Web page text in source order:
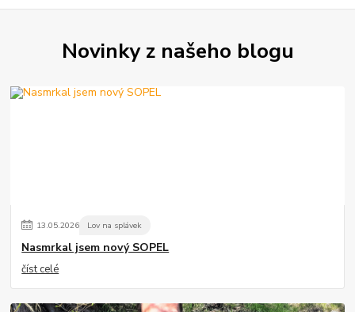
Novinky z našeho blogu
13.05.2026 Lov na splávek
Nasmrkal jsem nový SOPEL
číst celé